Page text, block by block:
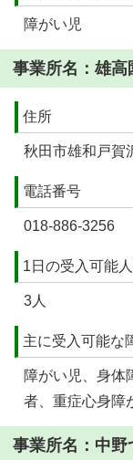
障がい児
事業所名：雄高
住所
秋田市雄和戸賀
電話番号
018-886-3256
1日の受入可能
3人
主に受入可能な
障がい児、身体
者、重症心身障
事業所名：中野